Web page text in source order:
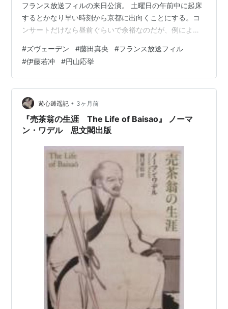
フランス放送フィルの来日公演。 土曜日の午前中に起床
するとかなり早い時刻から京都に出向くことにする。コ
ンサートだけなら昼前ぐらいで余裕なのだが、例によっ
ち寄ることを考えている。朝のうちに家を出ると新快速
に飛び乗る。後はウツラウツラとしながら京都へ。 京都
では山陰線方面に乗り換える。ここからは嵯峨嵐山まで
移動するつもり。このルートを取るのは久しぶりであ
る。山陰線ホームは大きなトランクを抱えたインバウン
ド客らで大混雑している。今日も嵐山は混でそうだ…
#ズヴェーデン #藤田真央 #フランス放送フィル
#伊藤若冲 #円山応挙
遊心逍遥記 • 3ヶ月前
『売茶翁の生涯 The Life of Baisao』 ノーマ
ン・ワデル 思文閣出版